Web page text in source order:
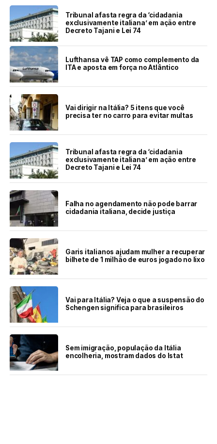
Tribunal afasta regra da ‘cidadania
exclusivamente italiana’ em ação entre
Decreto Tajani e Lei 74
Lufthansa vê TAP como complemento da
ITA e aposta em força no Atlântico
Vai dirigir na Itália? 5 itens que você
precisa ter no carro para evitar multas
Tribunal afasta regra da ‘cidadania
exclusivamente italiana’ em ação entre
Decreto Tajani e Lei 74
Falha no agendamento não pode barrar
cidadania italiana, decide justiça
Garis italianos ajudam mulher a recuperar
bilhete de 1 milhão de euros jogado no lixo
Vai para Itália? Veja o que a suspensão do
Schengen significa para brasileiros
Sem imigração, população da Itália
encolheria, mostram dados do Istat